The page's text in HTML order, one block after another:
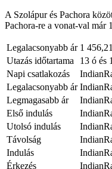
A Szolápur és Pachora
Pachora-re a vonat-val már
Legalacsonyabb ár 1
Utazás időtartama
13 ó és
Napi csatlakozás
Legalacsonyabb ár
Legmagasabb ár
Első indulás
Utolsó indulás
Távolság
Indulás
Érkezés